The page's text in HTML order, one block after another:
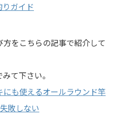
ガイド
をこちらの記事で紹介して
て下さい。
も使えるオールラウンド竿
敗しない